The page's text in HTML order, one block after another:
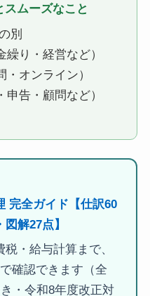
スムーズなこと
別
り・経営など）
オンライン）
告・顧問など）
完全ガイド【仕訳60
解27点】
・給与計算まで、
確認できます（全
・令和8年度改正対